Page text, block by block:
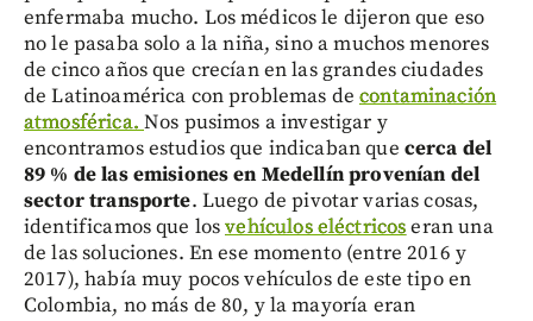
enfermaba mucho. Los médicos le dijeron que eso
no le pasaba solo a la niña, sino a muchos menores
de cinco años que crecían en las grandes ciudades
de Latinoamérica con problemas decontaminación
atmosférica. Nos pusimos a investigar y
encontramos estudios que indicaban que cerca del
89 % de las emisiones en Medellín provenían del
sector transporte. Luego de pivotar varias cosas,
identificamos que losvehículos eléctricoseran una
de las soluciones. En ese momento (entre 2016 y
2017), había muy pocos vehículos de este tipo en
Colombia, no más de 80, y la mayoría eran